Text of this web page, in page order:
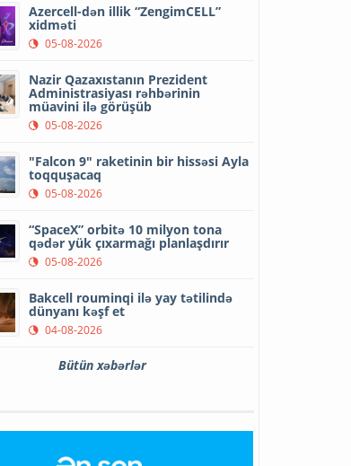
Azercell-dən illik “ZengimCELL”
xidməti
05-08-2026
Nazir Qazaxıstanın Prezident
Administrasiyası rəhbərinin
müavini ilə görüşüb
05-08-2026
"Falcon 9" raketinin bir hissəsi Ayla
toqquşacaq
05-08-2026
“SpaceX” orbitə 10 milyon tona
qədər yük çıxarmağı planlaşdırır
05-08-2026
Bakcell rouminqi ilə yay tətilində
dünyanı kəşf et
04-08-2026
Bütün xəbərlər